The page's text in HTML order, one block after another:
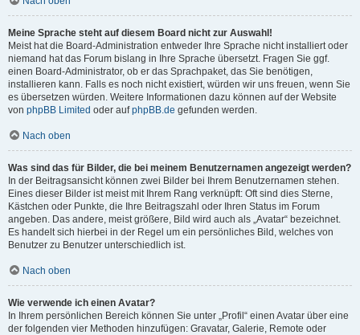
Meine Sprache steht auf diesem Board nicht zur Auswahl!
Meist hat die Board-Administration entweder Ihre Sprache nicht installiert oder
niemand hat das Forum bislang in Ihre Sprache übersetzt. Fragen Sie ggf.
einen Board-Administrator, ob er das Sprachpaket, das Sie benötigen,
installieren kann. Falls es noch nicht existiert, würden wir uns freuen, wenn Sie
es übersetzen würden. Weitere Informationen dazu können auf der Website
von phpBB Limited oder aufphpBB.de gefunden werden.
Nach oben
Was sind das für Bilder, die bei meinem Benutzernamen angezeigt werden?
In der Beitragsansicht können zwei Bilder bei Ihrem Benutzernamen stehen.
Eines dieser Bilder ist meist mit Ihrem Rang verknüpft: Oft sind dies Sterne,
Kästchen oder Punkte, die Ihre Beitragszahl oder Ihren Status im Forum
angeben. Das andere, meist größere, Bild wird auch als „Avatar“ bezeichnet.
Es handelt sich hierbei in der Regel um ein persönliches Bild, welches von
Benutzer zu Benutzer unterschiedlich ist.
Nach oben
Wie verwende ich einen Avatar?
In Ihrem persönlichen Bereich können Sie unter „Profil“ einen Avatar über eine
der folgenden vier Methoden hinzufügen: Gravatar, Galerie, Remote oder